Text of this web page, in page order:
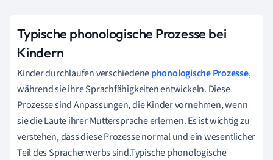
Typische phonologische Prozesse bei
Kindern
Kinder durchlaufen verschiedenephonologische Prozesse,
während sie ihre Sprachfähigkeiten entwickeln. Diese
Prozesse sind Anpassungen, die Kinder vornehmen, wenn
sie die Laute ihrer Muttersprache erlernen. Es ist wichtig zu
verstehen, dass diese Prozesse normal und ein wesentlicher
Teil des Spracherwerbs sind.Typische phonologische